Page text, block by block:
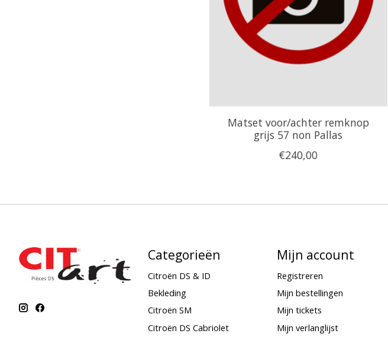
Matset voor/achter remknop
grijs 57 non Pallas
€240,00
Categorieën
Citroën DS & ID
Bekleding
Citroën SM
Citroën DS Cabriolet
Mijn account
Registreren
Mijn bestellingen
Mijn tickets
Mijn verlanglijst